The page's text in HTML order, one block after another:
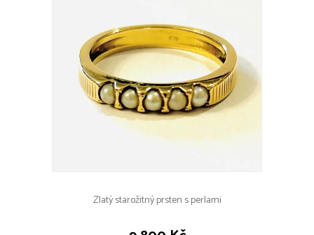
Zlatý starožitný prsten s perlami